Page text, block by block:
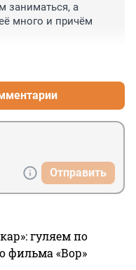
заниматься, а
много и причём
Отправить
гуляем по
фильма «Вор»